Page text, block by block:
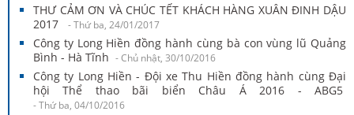
THƯ CẢM ƠN VÀ CHÚC TẾT KHÁCH HÀNG XUÂN ĐINH DẬU
2017 - Thứ ba, 24/01/2017
Công ty Long Hiền đồng hành cùng bà con vùng lũ Quảng
Bình - Hà Tĩnh - Chủ nhật, 30/10/2016
Công ty Long Hiền - Đội xe Thu Hiền đồng hành cùng Đại
hội Thể thao bãi biển Châu Á 2016 - ABG5
- Thứ ba, 04/10/2016